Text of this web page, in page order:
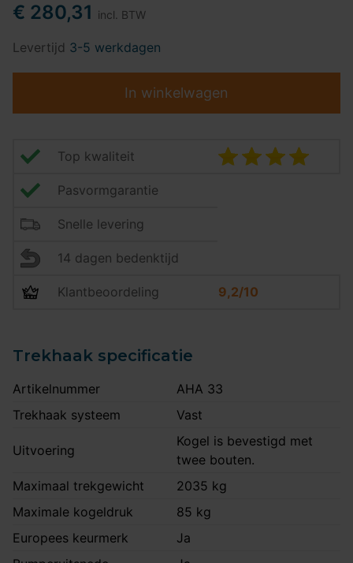
€ 280,31 incl. BTW
Levertijd 3-5 werkdagen
In winkelwagen
Top kwaliteit
Pasvormgarantie
Snelle levering
14 dagen bedenktijd
Klantbeoordeling 9,2/10
Trekhaak specificatie
Artikelnummer
AHA 33
Trekhaak systeem
Vast
Uitvoering
Kogel is bevestigd met
twee bouten.
Maximaal trekgewicht
2035 kg
Maximale kogeldruk
85 kg
Europees keurmerk
Ja